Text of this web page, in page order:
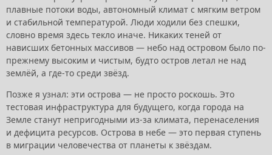
плавные потоки воды, автономный климат с мягким ветром
и стабильной температурой. Люди ходили без спешки,
словно время здесь текло иначе. Никаких теней от
нависших бетонных массивов — небо над островом было по-
прежнему высоким и чистым, будто остров летал не над
землёй, а где-то среди звёзд.
Позже я узнал: эти острова — не просто роскошь. Это
тестовая инфраструктура для будущего, когда города на
Земле станут непригодными из-за климата, перенаселения
и дефицита ресурсов. Острова в небе — это первая ступень
в миграции человечества от планеты к звёздам.